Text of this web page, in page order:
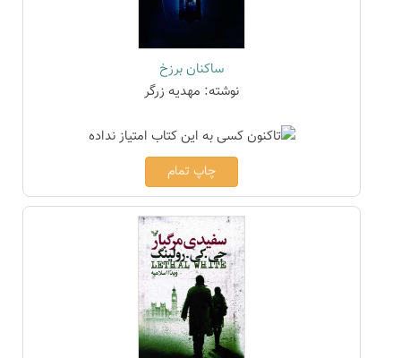
ساکنان برزخ
نوشته: مهدیه زرگر
چاپ تمام